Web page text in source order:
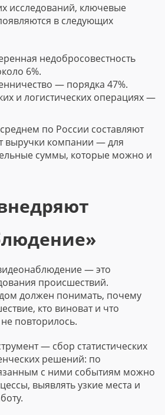
исследований, ключевые
в следующих
недобросовестность
6%.
— порядка 47%.
и логистических операциях —
по России составляют
выручки компании — для
суммы, которые можно и
— это
происшествий.
должен понимать, почему
кто виноват и что
повторилось.
— сбор статистических
решений: по
с ними событиям можно
выявлять узкие места и